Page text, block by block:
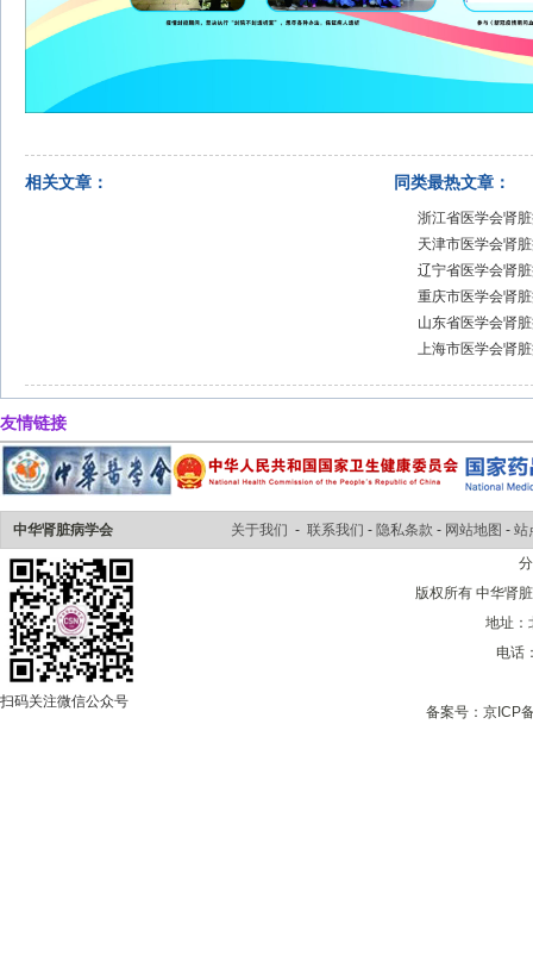
相关文章： 同类最热文章：
浙江省医学会肾
天津市医学会肾
辽宁省医学会肾
重庆市医学会肾
山东省医学会肾
上海市医学会肾
友情链接
中华肾脏病学会 关于我们 - 联系我们 - 隐私条款 - 网站地图 - 站
扫码关注微信公众号
版权所有 中华肾
地址：
电话
备案号：京ICP